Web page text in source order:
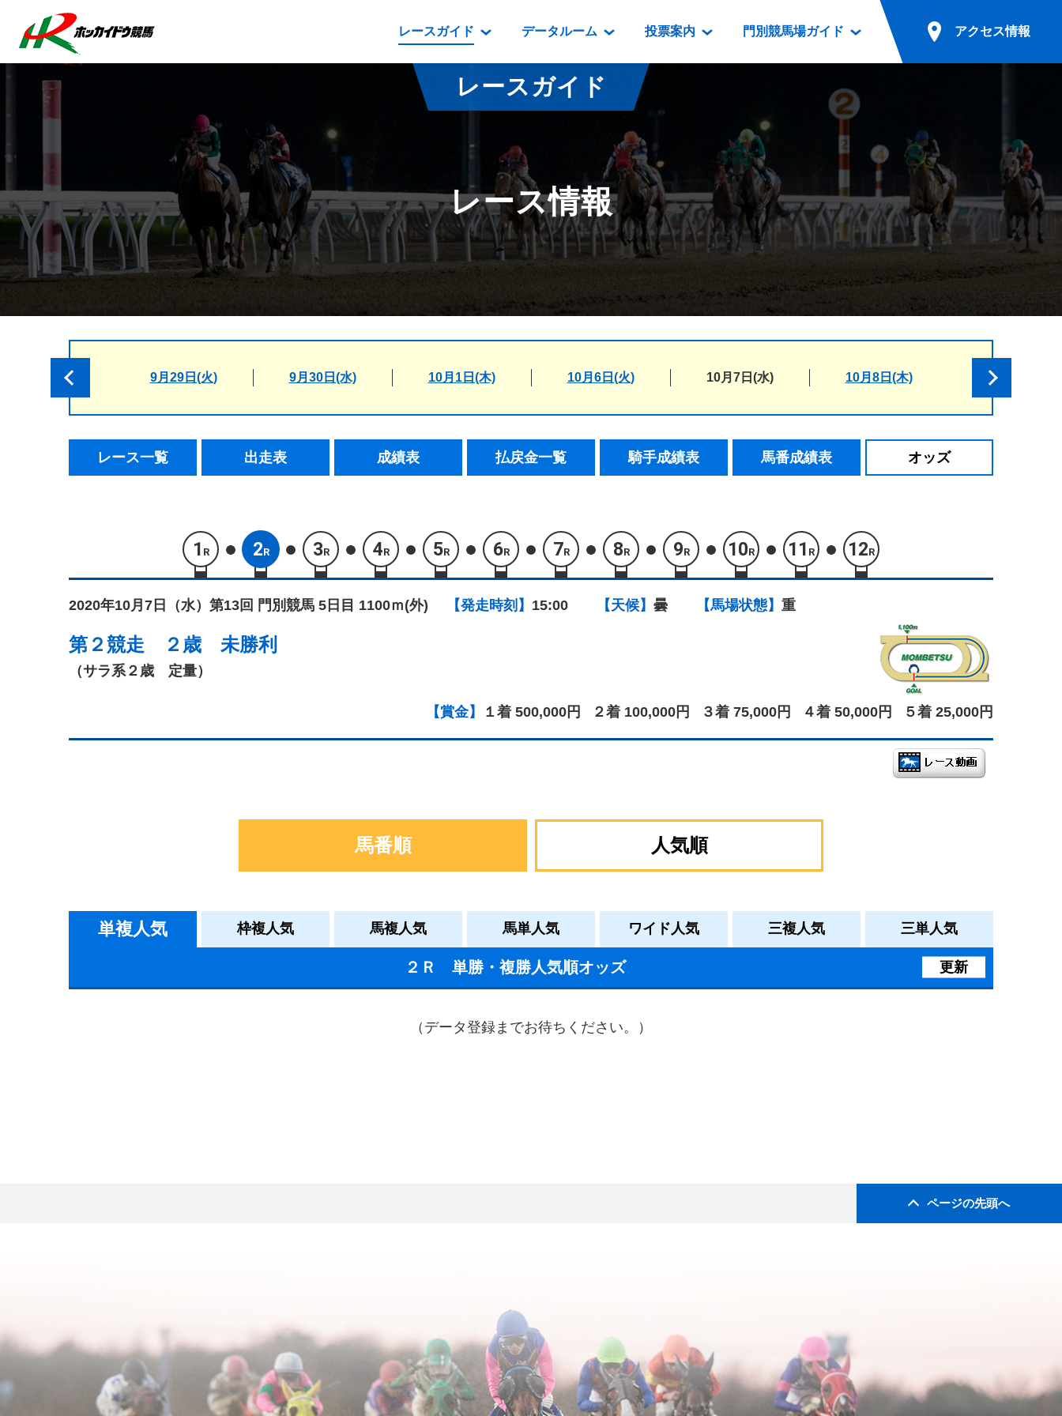
レースガイド
レース情報
払戻金一覧
騎手成績表
馬番成績表
オッズ
番組・級別表ダウンロード
開催カレンダー
重賞競走体系図
スタリオンシリーズ競走
道内の発売情報(PDF)
データルーム
データルーム
騎手・調教師紹介
坂路調教映像
遠征馬情報
番組編成要領
映像コンテンツ
重賞競走VTR
重賞競走参考VTR
レースダイジェスト
新馬ダイジェスト
投票案内
電話・インターネット投票
場外発売所
実況・テレホンサービス
発売・払戻
門別競馬場ガイド
門別競馬場情報
門別競馬場グルメ
とねっこジンギスカン
いずみ食堂
ルンビニフードカフェ
勝馬屋
アクセス情報
無料送迎バスでのご来場
公共の交通機関でのご来場
レースガイド
レース情報
9月29日(火) 9月30日(水) 10月1日(木) 10月6日(火) 10月7日(水) 10月8日(木)
レース一覧 出走表 成績表 払戻金一覧 騎手成績表 馬番成績表 オッズ
1 R 2R 3R 4R 5R 6R 7R 8R 9R 10R 11 R 12R
2020年10月7日（水） 第13回 門別競馬 5日目 1100ｍ(外) 【発走時刻】 15:00 【天候】 曇 【馬場状態】 重
第２競走 ２歳 未勝利
（サラ系２歳 定量）
【賞金】 １着 500,000円 ２着 100,000円 ３着 75,000円 ４着 50,000円 ５着 25,000円
馬番順 人気順
単複人気 枠複人気 馬複人気 馬単人気 ワイド人気 三複人気 三単人気
２Ｒ 単勝・複勝人気順オッズ 更新
（データ登録までお待ちください。）
ページの先頭へ